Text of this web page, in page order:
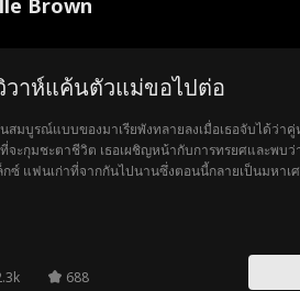
Brown
วาห์แค้นตัวแม่ขอไปต่อ
สมบูรณ์แบบของมาเรียพังทลายลงเมื่อเธอจับได้ว่า
จะกุมชะตาชีวิต เธอเผชิญหน้ากับการทรยศและพบว่า
กซ์ แฟนเก่าที่จากกันไปนานซึ่งตอนนี้กลายเป็นมหาเศ
688